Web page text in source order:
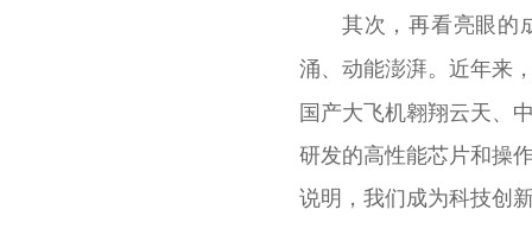
其次，再看亮眼的
涌、动能澎湃。 近年来
国产大飞机翱翔云天、
研发的高性能芯片和操
说明，我们成为科技创